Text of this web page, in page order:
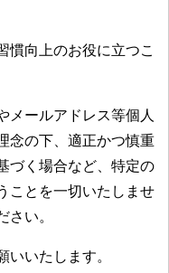
慣向上のお役に立つこ
メールアドレス等個人
念の下、適正かつ慎重
づく場合など、特定の
ことを一切いたしませ
さい。
いいたします。